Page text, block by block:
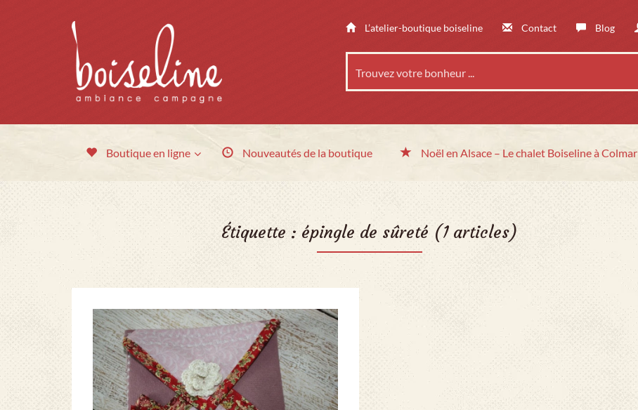
L’atelier-boutique boiseline Contact Blog
Boutique en ligne Nouveautésde la boutique Noël en Alsace – Le chalet Boiseline à Colmar
Étiquette : épingle de sûreté (1 articles)